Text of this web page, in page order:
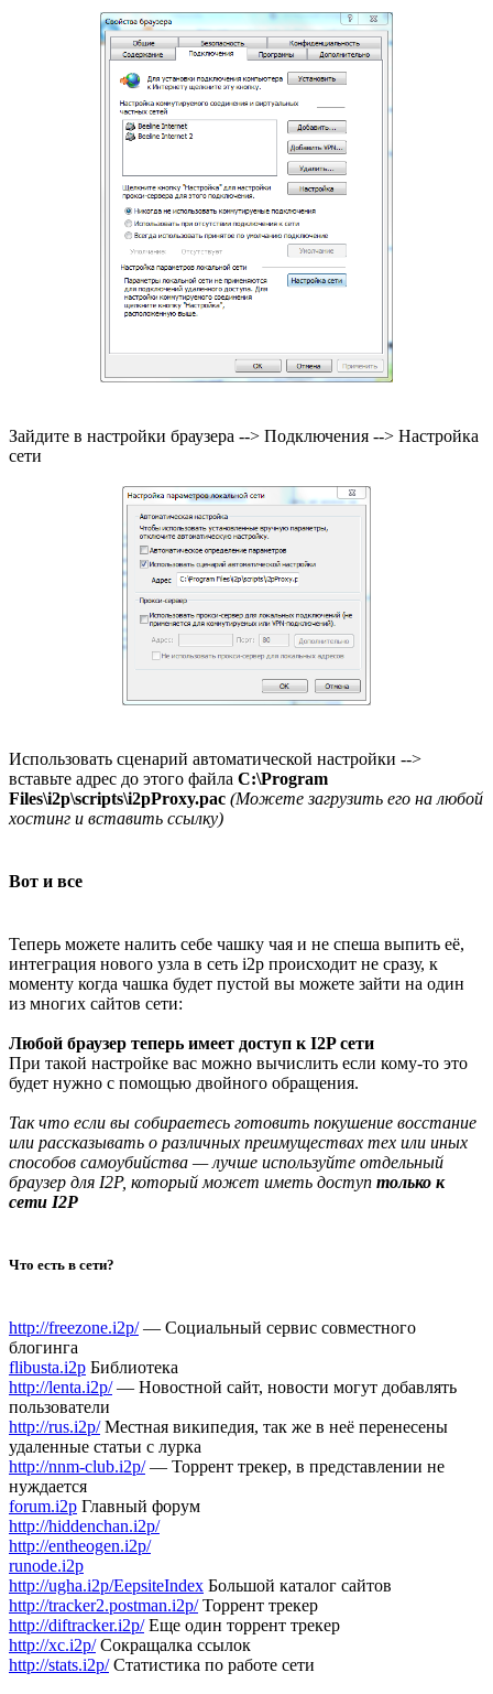
Зайдите в настройки браузера --> Подключения --> Настройка
сети
Использовать сценарий автоматической настройки -->
вставьте адрес до этого файла C:\Program
Files\i2p\scripts\i2pProxy.pac (Можете загрузить его на любой
хостинг и вставить ссылку)
Вот и все
Теперь можете налить себе чашку чая и не спеша выпить её,
интеграция нового узла в сеть i2p происходит не сразу, к
моменту когда чашка будет пустой вы можете зайти на один
из многих сайтов сети:
Любой браузер теперь имеет доступ к I2P сети
При такой настройке вас можно вычислить если кому-то это
будет нужно с помощью двойного обращения.
Так что если вы собираетесь готовить покушение восстание
или рассказывать о различных преимуществах тех или иных
способов самоубийства — лучше используйте отдельный
браузер для I2P, который может иметь доступ только к
сети I2P
Что есть в сети?
http://freezone.i2p/— Социальный сервис совместного
блогинга
flibusta.i2p Библиотека
http://lenta.i2p/— Новостной сайт, новости могут добавлять
пользователи
http://rus.i2p/Местная википедия, так же в неё перенесены
удаленные статьи с лурка
http://nnm-club.i2p/— Торрент трекер, в представлении не
нуждается
forum.i2p Главный форум
http://hiddenchan.i2p/
http://entheogen.i2p/
runode.i2p
http://ugha.i2p/EepsiteIndex Большой каталог сайтов
http://tracker2.postman.i2p/Торрент трекер
http://diftracker.i2p/Еще один торрент трекер
http://xc.i2p/Сокращалка ссылок
http://stats.i2p/Статистика по работе сети